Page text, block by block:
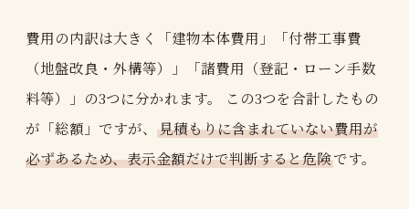
費用の内訳は大きく「建物本体費用」「付帯工事費
（地盤改良・外構等）」「諸費用（登記・ローン手数
料等）」の3つに分かれます。 この3つを合計したもの
が「総額」ですが、 見積もりに含まれていない費用が
必ずあるため、表示金額だけで判断すると危険です。